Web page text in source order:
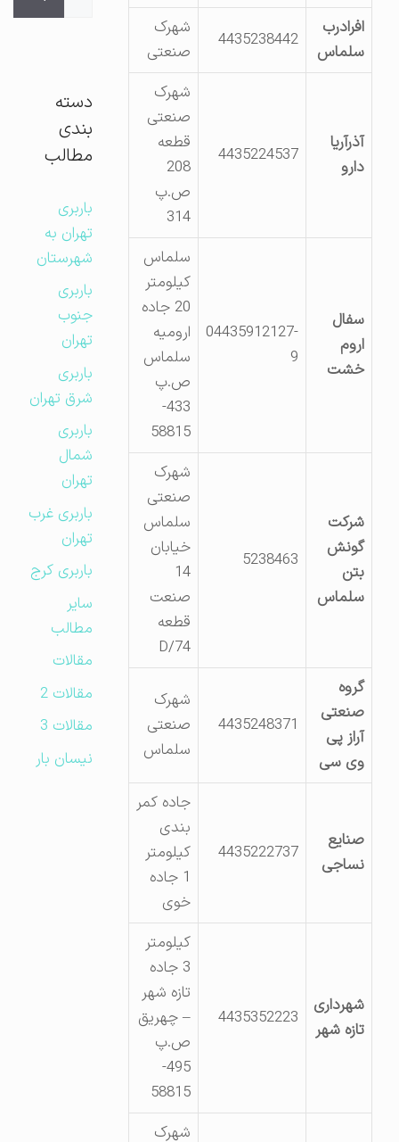
افرادرب
سلماس
4435238442
شهرک
صنعتی
آذرآریا
4435224537
شهرک
صنعتی
قطعه
ص.پ
سفال
خشت
04435912127-
سلماس
کیلومتر
20 جاده
ارومیه
سلماس
ص.پ
433-
58815
شرکت
گونش
سلماس
5238463
شهرک
صنعتی
سلماس
خیابان
صنعت
قطعه
D/74
صنعتی
آراز پی
وی سی
4435248371
شهرک
صنعتی
سلماس
صنایع
نساجی
4435222737
جاده کمر
بندی
کیلومتر
1 جاده
خوی
شهرداری
تازه شهر
4435352223
کیلومتر
3 جاده
تازه شهر
– چهریق
ص.پ
495-
58815
شهرک
دسته
بندی
مطالب
باربری
تهران به
شهرستان
باربری
جنوب
تهران
باربری
شرق تهران
باربری
شمال
تهران
باربری غرب
تهران
باربری کرج
مطالب
مقالات
مقالات 2
مقالات 3
نیسان بار